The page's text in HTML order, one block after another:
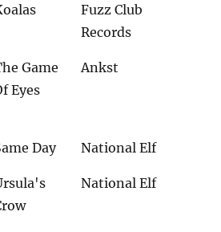
Fuzz Club
Records
Game
Eyes
Ankst
Day National Elf
National Elf